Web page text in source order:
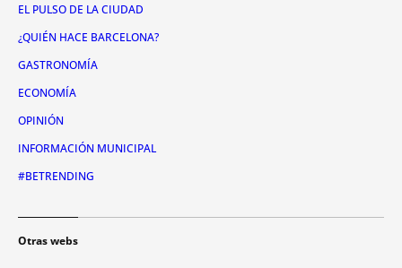
EL PULSO DE LA CIUDAD
¿QUIÉN HACE BARCELONA?
GASTRONOMÍA
ECONOMÍA
OPINIÓN
INFORMACIÓN MUNICIPAL
#BETRENDING
Otras webs